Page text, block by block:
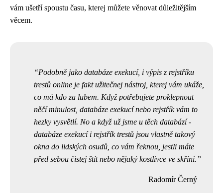
vám ušetří spoustu času, kterej můžete věnovat důležitějším
věcem.
Podobně jako databáze exekucí, i výpis z rejstříku
trestů online je fakt užitečnej nástroj, kterej vám ukáže,
co má kdo za lubem. Když potřebujete proklepnout
něčí minulost, databáze exekucí nebo rejstřík vám to
hezky vysvětlí. No a když už jsme u těch databází -
databáze exekucí i rejstřík trestů jsou vlastně takový
okna do lidských osudů, co vám řeknou, jestli máte
před sebou čistej štít nebo nějaký kostlivce ve skříni.
Radomír Černý